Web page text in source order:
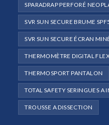
SPARADRAP PERFORÉ
SVR SUN SECURE BRUME
SVR SUN SECURE ÉCRAN
THERMOMÈTRE DIGITAL
THERMOSPORT PANTALON
TOTAL SAFETY SERINGUES A
TROUSSE A DISSECTION